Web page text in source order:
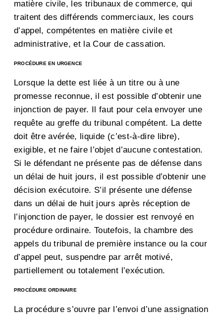
matière civile, les tribunaux de commerce, qui
traitent des différends commerciaux, les cours
d’appel, compétentes en matière civile et
administrative, et la Cour de cassation.
PROCÉDURE EN URGENCE
Lorsque la dette est liée à un titre ou à une
promesse reconnue, il est possible d’obtenir une
injonction de payer. Il faut pour cela envoyer une
requête au greffe du tribunal compétent. La dette
doit être avérée, liquide (c’est-à-dire libre),
exigible, et ne faire l’objet d’aucune contestation.
Si le défendant ne présente pas de défense dans
un délai de huit jours, il est possible d’obtenir une
décision exécutoire. S’il présente une défense
dans un délai de huit jours après réception de
l’injonction de payer, le dossier est renvoyé en
procédure ordinaire. Toutefois, la chambre des
appels du tribunal de première instance ou la cour
d’appel peut, suspendre par arrêt motivé,
partiellement ou totalement l’exécution.
PROCÉDURE ORDINAIRE
La procédure s’ouvre par l’envoi d’une assignation